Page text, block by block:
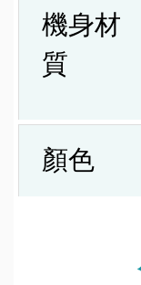
機身材
質
顏色